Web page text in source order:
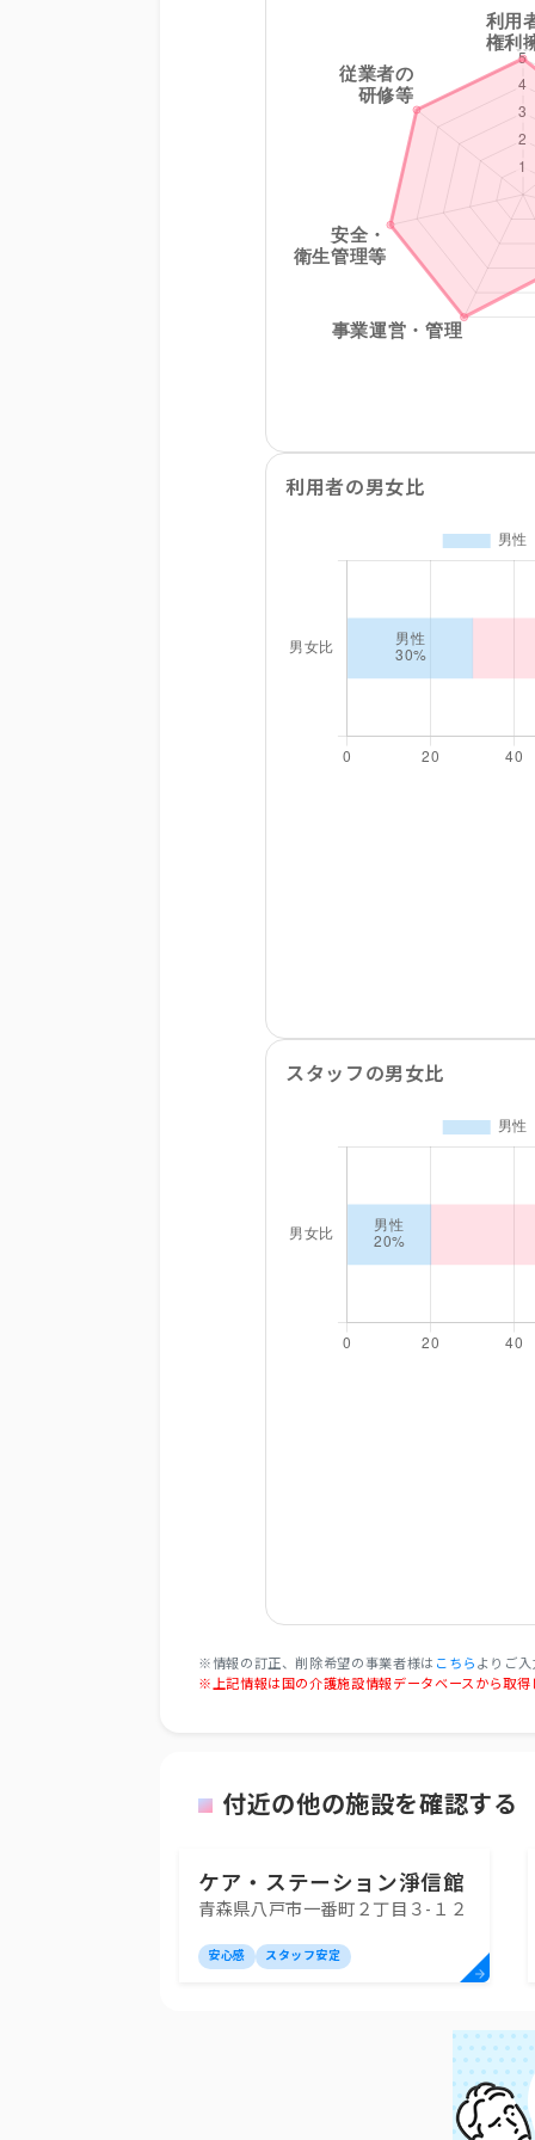
利用者の男女比
スタッフの男女比
※情報の訂正、削除希望の事業者様は こちら よりご
※上記情報は国の介護施設情報データベースから取得
付近の他の施設を確認する
ケア・ステーション淨信館
青森県八戸市一番町２丁目３-１２
安心感 スタッフ安定